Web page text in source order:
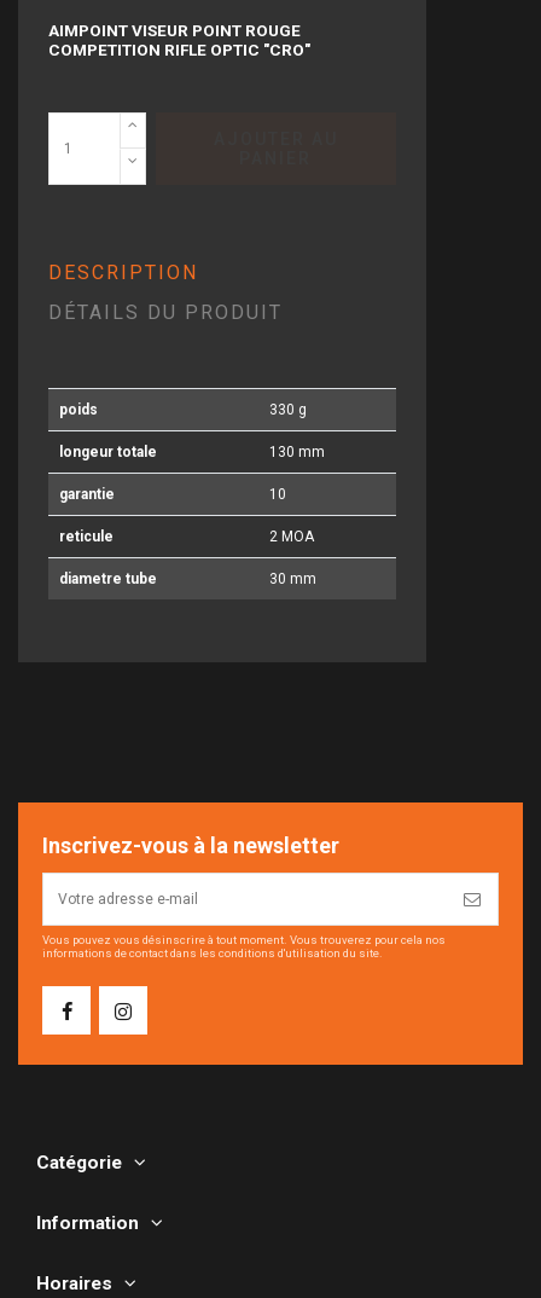
AIMPOINT VISEUR POINT ROUGE
COMPETITION RIFLE OPTIC "CRO"
DESCRIPTION
DÉTAILS DU PRODUIT
poids 330 g
longeur totale 130 mm
garantie 10
reticule 2 MOA
diametre tube 30 mm
Inscrivez-vous à la newsletter
Vous pouvez vous désinscrire à tout moment. Vous trouverez pour cela nos
informations de contact dans les conditions d'utilisation du site.
Catégorie
Information
Horaires